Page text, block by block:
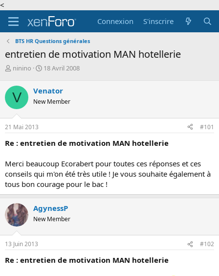
<
Connexion
S'inscrire
BTS HR Questions générales
entretien de motivation MAN hotellerie
A
t
e
u
r
d
e
a
i
s
c
s
i
o
n
ninino
D
e
d
d
u
18 Avril 2008
V Venator
New Member
21 Mai 2013 #101
Re : entretien de motivation MAN hotellerie
Merci beaucoup Ecorabert pour toutes ces réponses et ces
conseils qui m'on été très utile ! Je vous souhaite également à
tous bon courage pour le bac !
AgynessP
New Member
13 Juin 2013 #102
Re : entretien de motivation MAN hotellerie